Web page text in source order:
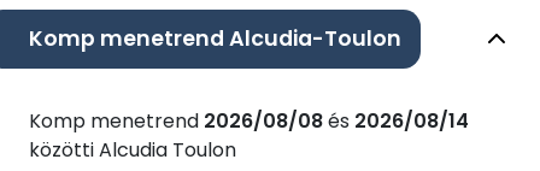
Komp menetrend Alcudia-Toulon
Komp menetrend 2026/08/08és 2026/08/14
közötti Alcudia Toulon